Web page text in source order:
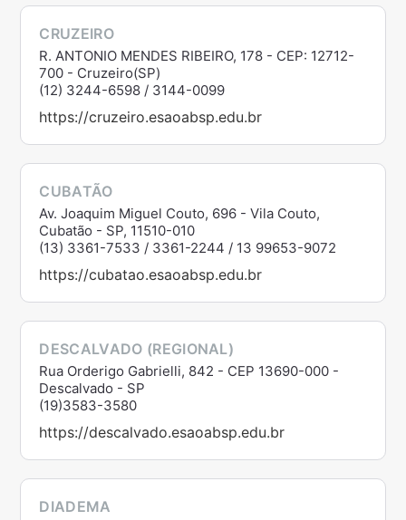
CRUZEIRO
R. ANTONIO MENDES RIBEIRO, 178 - CEP: 12712-
700 - Cruzeiro(SP)
(12) 3244-6598 / 3144-0099
https://cruzeiro.esaoabsp.edu.br
CUBATÃO
Av. Joaquim Miguel Couto, 696 - Vila Couto,
Cubatão - SP, 11510-010
(13) 3361-7533 / 3361-2244 / 13 99653-9072
https://cubatao.esaoabsp.edu.br
DESCALVADO (REGIONAL)
Rua Orderigo Gabrielli, 842 - CEP 13690-000 -
Descalvado - SP
(19)3583-3580
https://descalvado.esaoabsp.edu.br
DIADEMA